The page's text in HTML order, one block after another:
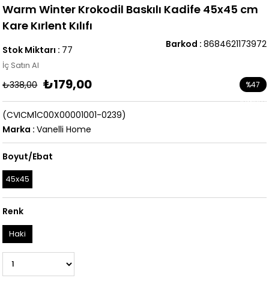
Warm Winter Krokodil Baskılı Kadife 45x45 cm
Kare Kırlent Kılıfı
Barkod : 8684621173972
Stok Miktarı : 77
İç Satın Al
₺338,00 ₺179,00 %47
İndirim
(CVICM1C00X00001001-0239)
Marka : Vanelli Home
Boyut/Ebat
45x45
Renk
Haki